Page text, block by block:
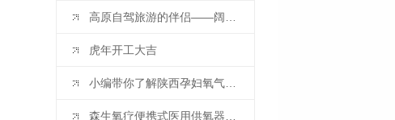
高原自驾旅游的伴侣——阔叶林牌便携式氧气瓶
虎年开工大吉
小编带你了解陕西孕妇氧气瓶的作用
森生氧疗便携式医用供氧器 生产厂家